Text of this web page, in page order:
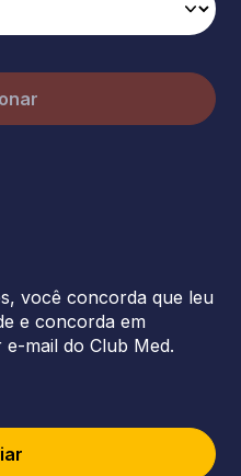
você concorda que leu
e concorda em
mail do Club Med.